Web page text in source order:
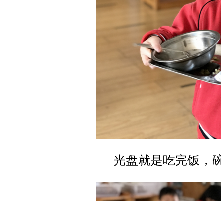
光盘就是吃完饭，